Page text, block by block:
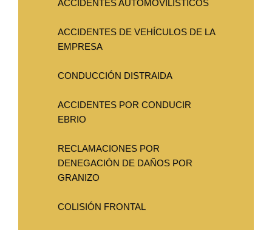
ACCIDENTES AUTOMOVILÍSTICOS
ACCIDENTES DE VEHÍCULOS DE LA
EMPRESA
CONDUCCIÓN DISTRAIDA
ACCIDENTES POR CONDUCIR
EBRIO
RECLAMACIONES POR
DENEGACIÓN DE DAÑOS POR
GRANIZO
COLISIÓN FRONTAL